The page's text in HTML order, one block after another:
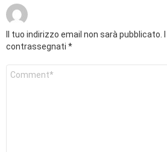
Il tuo indirizzo email non sarà pubblicato.
contrassegnati *
Commento